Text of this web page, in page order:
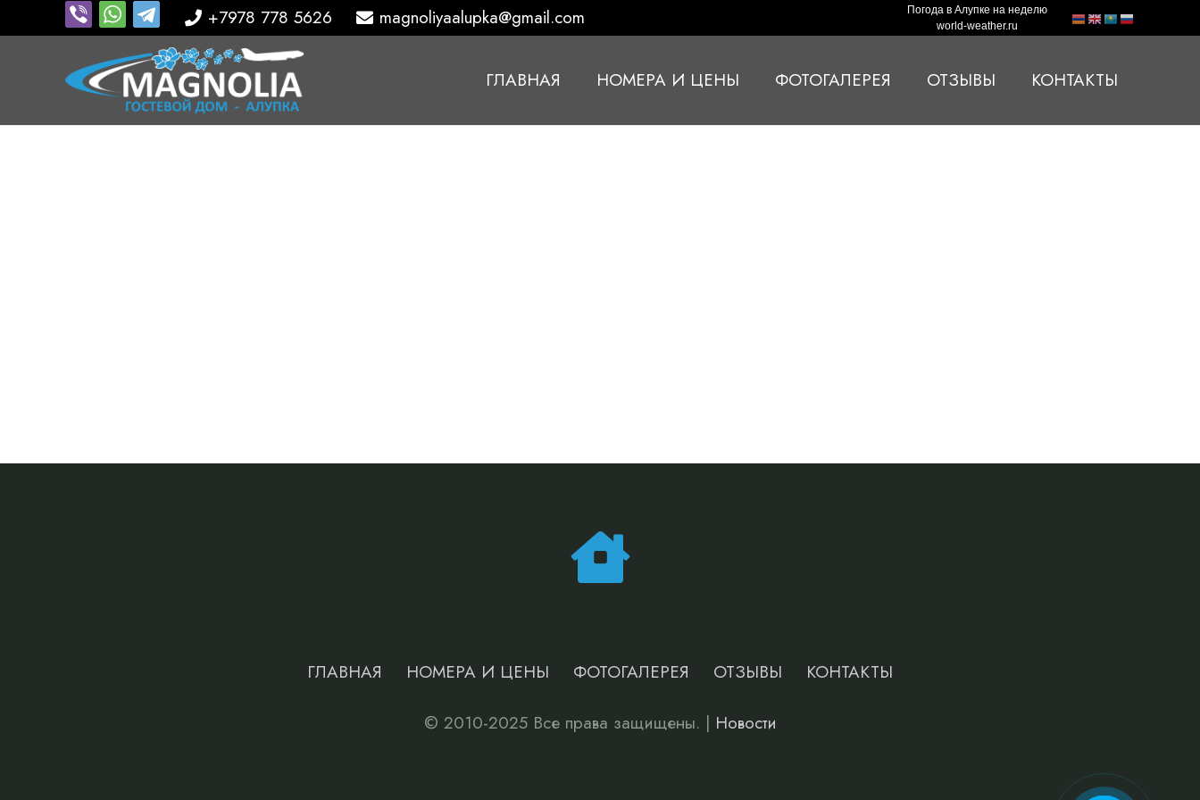
+7978 778 5626 magnoliyaalupka@gmail.com
Погода в Алупке на неделю
world-weather.ru
ГЛАВНАЯ НОМЕРА И ЦЕНЫ ФОТОГАЛЕРЕЯ ОТЗЫВЫ КОНТАКТЫ
ГЛАВНАЯ НОМЕРА И ЦЕНЫ ФОТОГАЛЕРЕЯ ОТЗЫВЫ КОНТАКТЫ
© 2010-2025 Все права защищены. | Новости